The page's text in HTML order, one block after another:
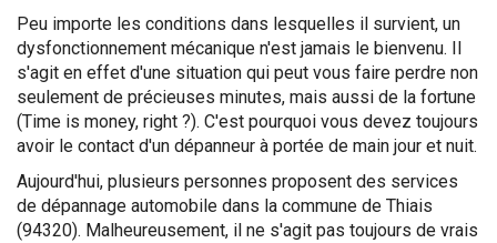
Peu importe les conditions dans lesquelles il survient, un
dysfonctionnement mécanique n'est jamais le bienvenu. Il
s'agit en effet d'une situation qui peut vous faire perdre non
seulement de précieuses minutes, mais aussi de la fortune
(Time is money, right ?). C'est pourquoi vous devez toujours
avoir le contact d'un dépanneur à portée de main jour et nuit.
Aujourd'hui, plusieurs personnes proposent des services
de dépannage automobile dans la commune de Thiais
(94320). Malheureusement, il ne s'agit pas toujours de vrais